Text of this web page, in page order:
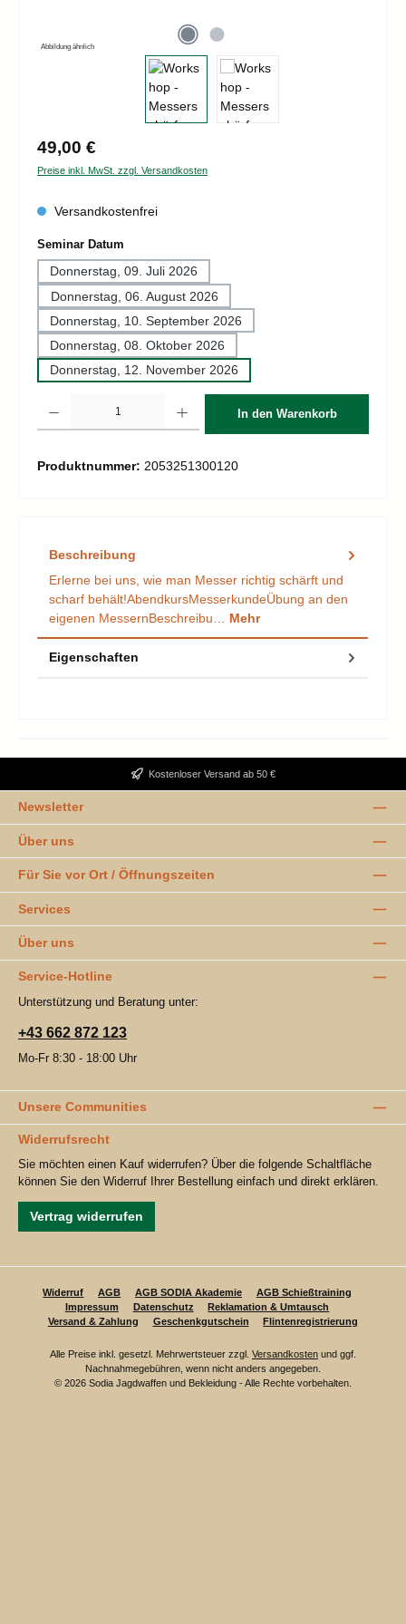
Abbildung ähnlich
Regulärer Preis:
49,00 €
Preise inkl. MwSt. zzgl. Versandkosten
Versandkostenfrei
Seminar Datum
Donnerstag, 09. Juli 2026
Donnerstag, 06. August 2026
Donnerstag, 10. September 2026
Donnerstag, 08. Oktober 2026
Donnerstag, 12. November 2026
In den Warenkorb
Produktnummer: 2053251300120
Beschreibung
Erlerne bei uns, wie man Messer richtig schärft und
scharf behält!AbendkursMesserkundeÜbung an den
eigenen MessernBeschreibu… Mehr
Eigenschaften
Kostenloser Versand ab 50 €
Newsletter
Über uns
Für Sie vor Ort / Öffnungszeiten
Services
Über uns
Service-Hotline
Unterstützung und Beratung unter:
+43 662 872 123
Mo-Fr 8:30 - 18:00 Uhr
Unsere Communities
Widerrufsrecht
Sie möchten einen Kauf widerrufen? Über die folgende Schaltfläche
können Sie den Widerruf Ihrer Bestellung einfach und direkt erklären.
Vertrag widerrufen
Widerruf AGB AGB SODIA Akademie
AGB Schießtraining
Impressum
Datenschutz
Reklamation & Umtausch
Versand & Zahlung
Geschenkgutschein Flintenregistrierung
Alle Preise inkl. gesetzl. Mehrwertsteuer zzgl. Versandkosten und ggf.
Nachnahmegebühren, wenn nicht anders angegeben.
© 2026 Sodia Jagdwaffen und Bekleidung - Alle Rechte vorbehalten.